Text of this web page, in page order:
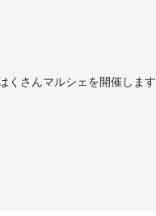
くさんマルシェを開催します